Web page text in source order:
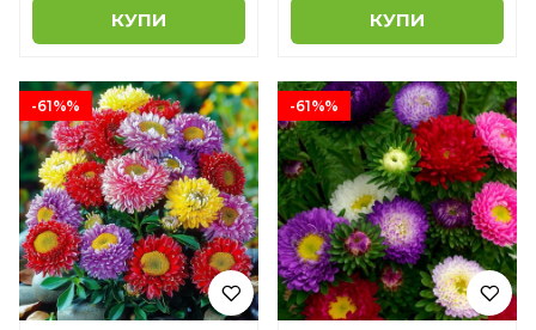
КУПИ КУПИ
-61%% -61%%